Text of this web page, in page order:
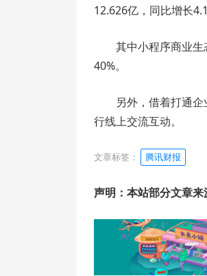
12.626亿，同比增长
其中小程序商业
40%。
另外，借着打通
行线上交流互动。
文章标签： 腾讯财报
声明：本站部分文章来